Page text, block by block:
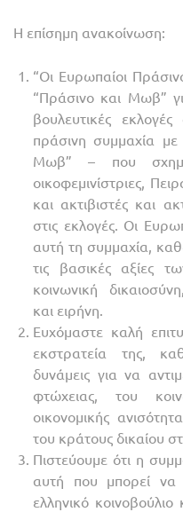
Η επίσημη ανακοίνωση:
“Οι Ευρωπαίοι
“Πράσινο και Μωβ”
βουλευτικές
πράσινη συμμαχία
Μωβ” – που
οικοφεμινίστριες,
και ακτιβιστές και
στις εκλογές. Οι
αυτή τη συμμαχία,
τις βασικές αξίες
κοινωνική
και ειρήνη.
Ευχόμαστε καλή
εκστρατεία της,
δυνάμεις για να
φτώχειας, του
οικονομικής
του κράτους δικαίου
Πιστεύουμε ότι η
αυτή που μπορεί
ελληνικό